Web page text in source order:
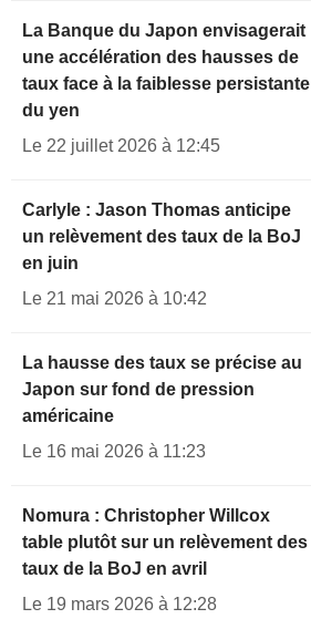
La Banque du Japon envisagerait
une accélération des hausses de
taux face à la faiblesse persistante
du yen
Le 22 juillet 2026 à 12:45
Carlyle : Jason Thomas anticipe
un relèvement des taux de la BoJ
en juin
Le 21 mai 2026 à 10:42
La hausse des taux se précise au
Japon sur fond de pression
américaine
Le 16 mai 2026 à 11:23
Nomura : Christopher Willcox
table plutôt sur un relèvement des
taux de la BoJ en avril
Le 19 mars 2026 à 12:28